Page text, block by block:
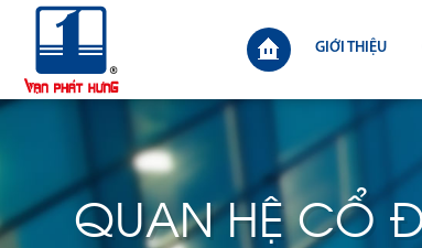
GIỚI THIỆU
QUAN HỆ CỔ